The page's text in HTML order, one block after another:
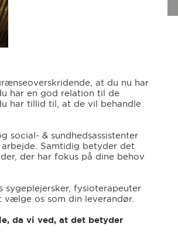
at du nu har
har en god relation til de
har tillid til, at de vil behandle
social- & sundhedsassistenter
Samtidig betyder det
der har fokus på dine behov
fysioterapeuter
os som din leverandør.
da vi ved, at det betyder